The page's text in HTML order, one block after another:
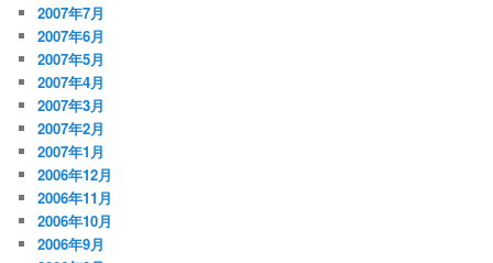
2007年7月
2007年6月
2007年5月
2007年4月
2007年3月
2007年2月
2007年1月
2006年12月
2006年11月
2006年10月
2006年9月